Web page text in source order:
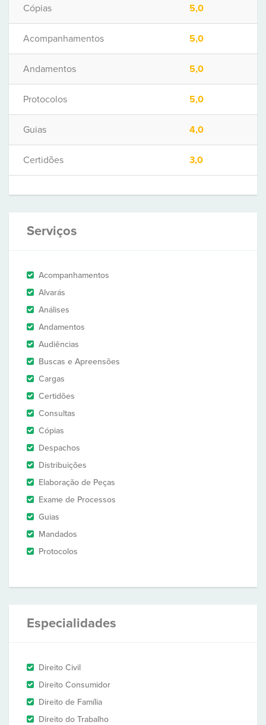
Cópias 5,0
Acompanhamentos 5,0
Andamentos 5,0
Protocolos 5,0
Guias 4,0
Certidões 3,0
Serviços
Acompanhamentos
Alvarás
Análises
Andamentos
Audiências
Buscas e Apreensões
Cargas
Certidões
Consultas
Cópias
Despachos
Distribuições
Elaboração de Peças
Exame de Processos
Guias
Mandados
Protocolos
Especialidades
Direito Civil
Direito Consumidor
Direito de Família
Direito do Trabalho